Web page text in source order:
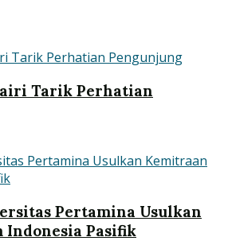
Tarik Perhatian
Pertamina Usulkan
Pasifik